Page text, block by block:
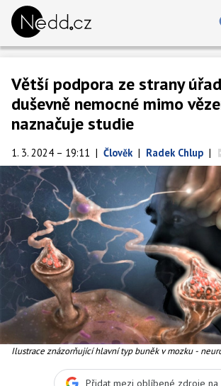
Větší podpora ze strany
duševně nemocné mimo
naznačuje studie
1. 3. 2024 – 19:11 | Člověk | Radek Chlup |
Ilustrace znázorňující hlavní typ buněk v mozku -
Jak je ovlivňuje koronavirus?Přidat mezi oblíbené zdroje na